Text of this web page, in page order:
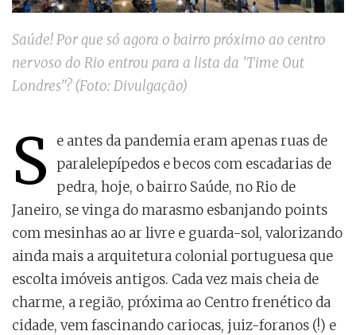
Saúde! Por que só agora o bairro próximo ao centro
nervoso do Rio entrou para a lista da 'Time Out
Londres"? (Foto: Divulgação)
S
e antes da pandemia eram apenas ruas de
paralelepípedos e becos com escadarias de
pedra, hoje, o bairro Saúde, no Rio de
Janeiro, se vinga do marasmo esbanjando points
com mesinhas ao ar livre e guarda-sol, valorizando
ainda mais a arquitetura colonial portuguesa que
escolta imóveis antigos. Cada vez mais cheia de
charme, a região, próxima ao Centro frenético da
cidade, vem fascinando cariocas, juiz-foranos (!) e